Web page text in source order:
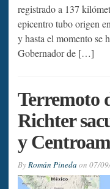
registrado a 137
epicentro tubo origen
y hasta el momento se
Gobernador de […]
Terremoto
Richter
y
ByRomán Pineda on 07/